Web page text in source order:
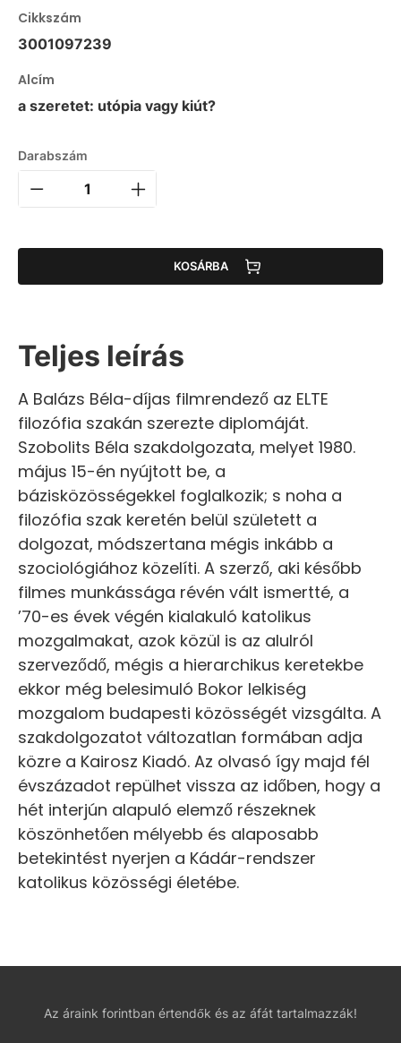
Cikkszám
3001097239
Alcím
a szeretet: utópia vagy kiút?
Darabszám
KOSÁRBA
Teljes leírás
A Balázs Béla-díjas filmrendező az ELTE
filozófia szakán szerezte diplomáját.
Szobolits Béla szakdolgozata, melyet 1980.
május 15-én nyújtott be, a
bázisközösségekkel foglalkozik; s noha a
filozófia szak keretén belül született a
dolgozat, módszertana mégis inkább a
szociológiához közelíti. A szerző, aki később
filmes munkássága révén vált ismertté, a
’70-es évek végén kialakuló katolikus
mozgalmakat, azok közül is az alulról
szerveződő, mégis a hierarchikus keretekbe
ekkor még belesimuló Bokor lelkiség
mozgalom budapesti közösségét vizsgálta. A
szakdolgozatot változatlan formában adja
közre a Kairosz Kiadó. Az olvasó így majd fél
évszázadot repülhet vissza az időben, hogy a
hét interjún alapuló elemző részeknek
köszönhetően mélyebb és alaposabb
betekintést nyerjen a Kádár-rendszer
katolikus közösségi életébe.
Az áraink forintban értendők és az áfát tartalmazzák!